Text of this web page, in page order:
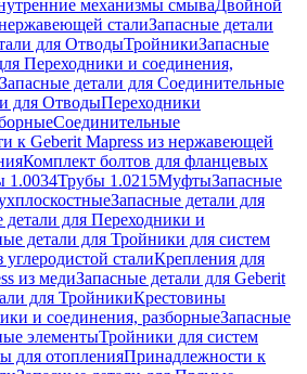
механизмы смываДвойной
сталиЗапасные детали
для ОтводыТройникиЗапасные
Переходники и соединения,
Запасные детали для Соединительные
для ОтводыПереходники
Соединительные
к Geberit Mapress из нержавеющей
Комплект болтов для фланцевых
1.0034Трубы 1.0215МуфтыЗапасные
Запасные детали для
детали для Переходники и
детали для Тройники для систем
сталиКрепления для
из медиЗапасные детали для Geberit
для ТройникиКрестовины
и соединения, разборныеЗапасные
элементыТройники для систем
для отопленияПринадлежности к